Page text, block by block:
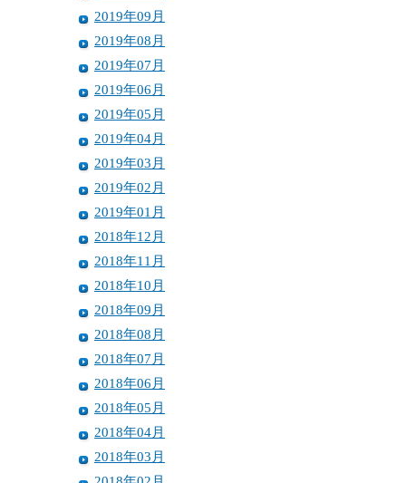
2019年09月
2019年08月
2019年07月
2019年06月
2019年05月
2019年04月
2019年03月
2019年02月
2019年01月
2018年12月
2018年11月
2018年10月
2018年09月
2018年08月
2018年07月
2018年06月
2018年05月
2018年04月
2018年03月